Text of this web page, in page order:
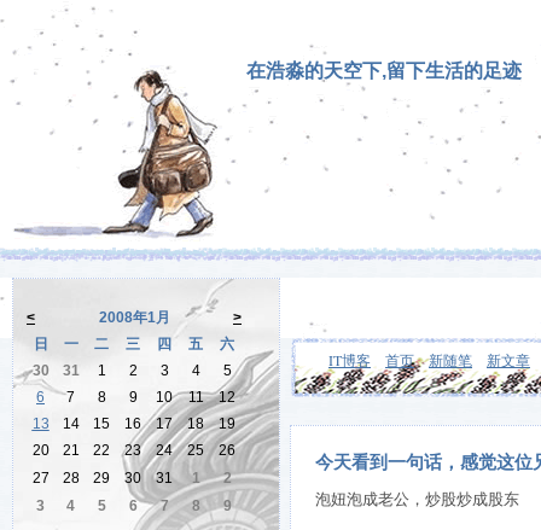
在浩淼的天空下,留下生活的足迹
IT博客 首页 新随笔 新文章
< 2008年1月
>
日
一 二 三 四 五
六
30
31 1 2 3 4
5
6
7 8 9 10 11
12
13
14 15 16 17 18
19
20
21 22 23 24 25
26
27
28 29 30 31 1
2
3
4 5 6 7 8 9
今天看到一句话，感觉这
泡妞泡成老公，炒股炒成股东